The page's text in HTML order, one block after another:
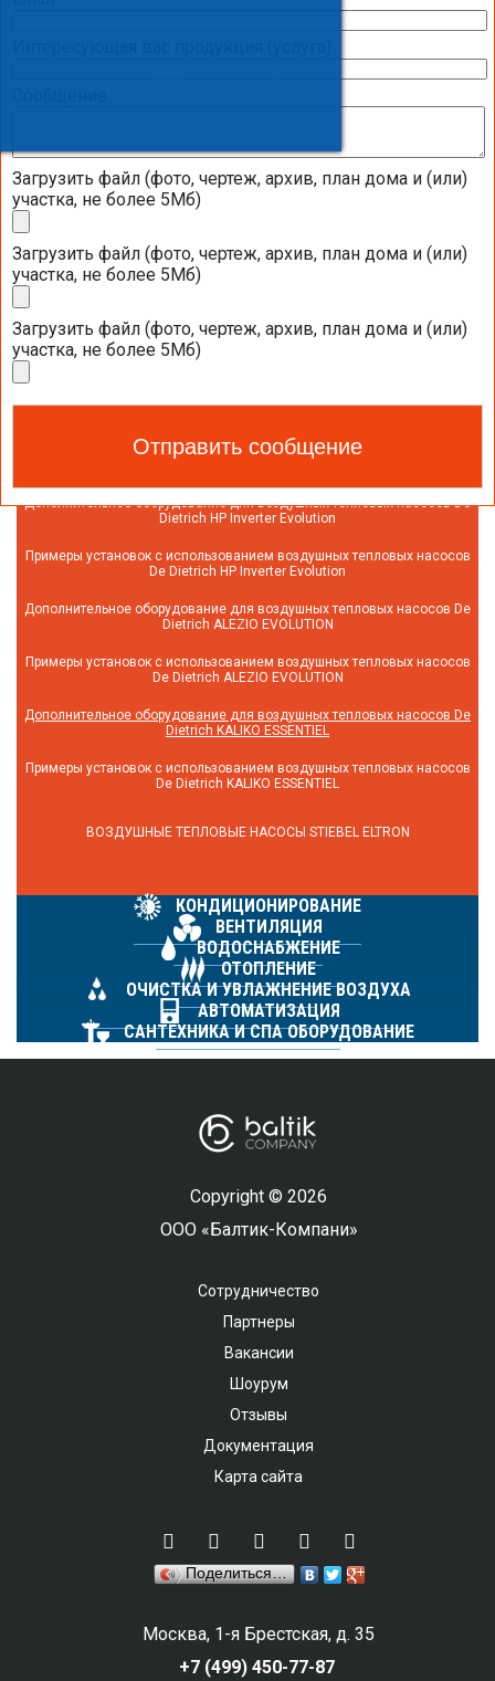
Загрузить файл (фото, чертеж, архив, план дома и (или)
участка, не более 5Мб)
Загрузить файл (фото, чертеж, архив, план дома и (или)
участка, не более 5Мб)
Загрузить файл (фото, чертеж, архив, план дома и (или)
участка, не более 5Мб)
ГЕОТЕРМАЛЬНЫЕ ТЕПЛОВЫЕ НАСОСЫ
ВОЗДУШНЫЕ ТЕПЛОВЫЕ НАСОСЫ
ВОЗДУШНЫЕ ТЕПЛОВЫЕ НАСОСЫ ZUBADAN
ВОЗДУШНЫЕ ТЕПЛОВЫЕ НАСОСЫ DE DIETRICH
Примеры установок с использованием воздушного теплового насоса
Дополнительное оборудование для воздушных тепловых насосов De
Dietrich HP Inverter Evolution
Примеры установок с использованием воздушных тепловых насосов
De Dietrich HP Inverter Evolution
Дополнительное оборудование для воздушных тепловых насосов De
Dietrich ALEZIO EVOLUTION
Примеры установок с использованием воздушных тепловых насосов
De Dietrich ALEZIO EVOLUTION
Дополнительное оборудование для воздушных тепловых насосов De
Dietrich KALIKO ESSENTIEL
Примеры установок с использованием воздушных тепловых насосов
De Dietrich KALIKO ESSENTIEL
ВОЗДУШНЫЕ ТЕПЛОВЫЕ НАСОСЫ STIEBEL ELTRON
КОНДИЦИОНИРОВАНИЕ
ВЕНТИЛЯЦИЯ
ВОДОСНАБЖЕНИЕ
ОТОПЛЕНИЕ
ОЧИСТКА И УВЛАЖНЕНИЕ ВОЗДУХА
АВТОМАТИЗАЦИЯ
САНТЕХНИКА И СПА ОБОРУДОВАНИЕ
Copyright © 2026
ООО «Балтик-Компани»
Сотрудничество
Партнеры
Вакансии
Шоурум
Отзывы
Документация
Карта сайта
Поделиться…
Москва, 1-я Брестская, д. 35
+7 (499) 450-77-87